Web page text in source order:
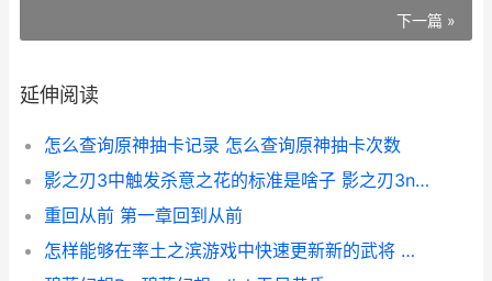
下一篇 »
延伸阅读
怎么查询原神抽卡记录 怎么查询原神抽卡次数
影之刃3中触发杀意之花的标准是啥子 影之刃3npc
重回从前 第一章回到从前
怎样能够在率土之滨游戏中快速更新新的武将 率土快速到7的技巧